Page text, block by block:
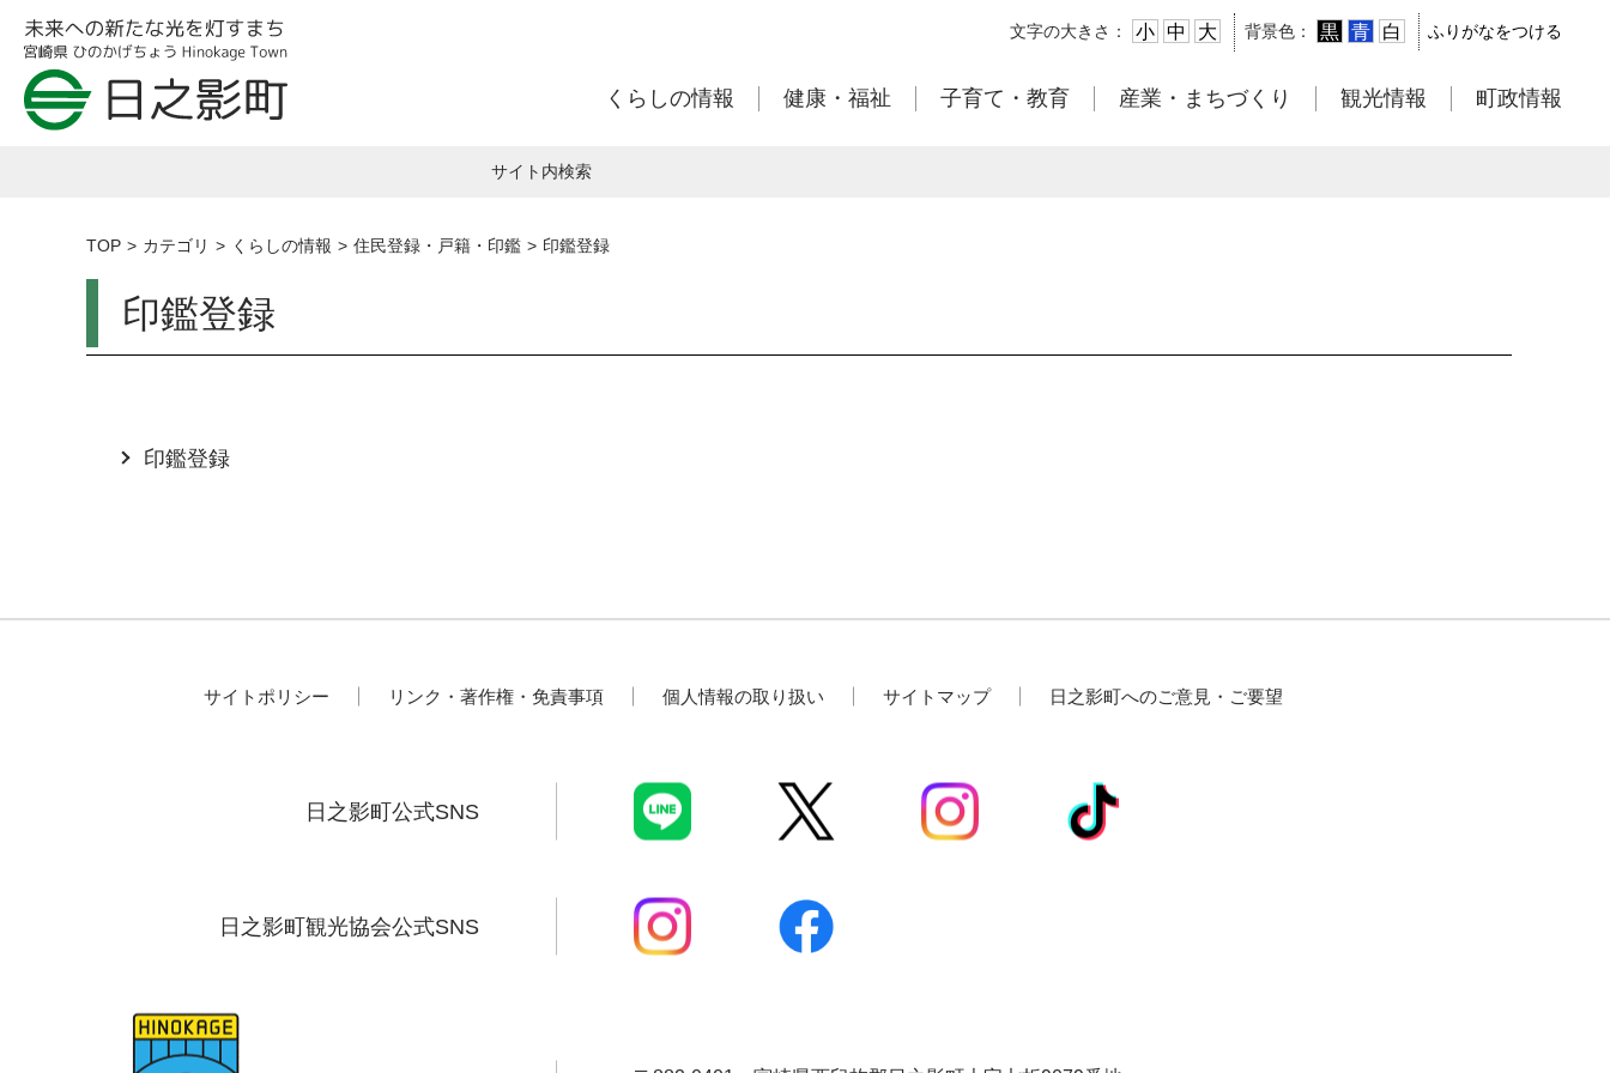
文字の大きさ： 小 中 大 背景色： 黒 青 白 ふりがなをつける
くらしの情報 健康・福祉 子育て・教育 産業・まちづくり 観光情報 町政情報
サイト内検索
TOP カテゴリ くらしの情報 住民登録・戸籍・印鑑 印鑑登録
印鑑登録
印鑑登録
サイトポリシー リンク・著作権・免責事項 個人情報の取り扱い サイトマップ 日之影町へのご意見・ご要望
日之影町公式SNS
日之影町観光協会公式SNS